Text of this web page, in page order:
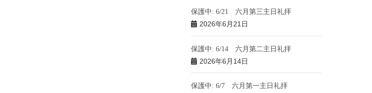
保護中: 6/21 六月第三主日礼拝
2026年6月21日
保護中: 6/14 六月第二主日礼拝
2026年6月14日
保護中: 6/7 六月第一主日礼拝